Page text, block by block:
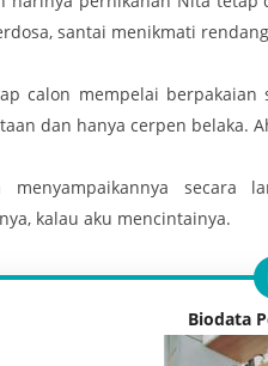
santai menikmati
calon mempelai
dan hanya cerpen belaka.
secara
kalau aku mencintainya.
Biodata